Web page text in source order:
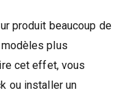
produit beaucoup de
plus
cet effet, vous
ou installer un